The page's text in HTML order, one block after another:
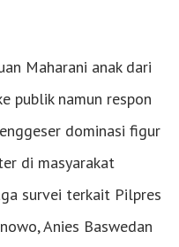
Maharani anak dari
publik namun respon
dominasi figur
di masyarakat
survei terkait Pilpres
Anies Baswedan